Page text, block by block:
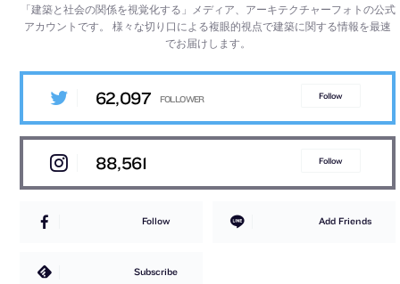
「建築と社会の関係を視覚化する」メディア、アーキテクチャーフォトの公式
アカウントです。様々な切り口による複眼的視点で建築に関する情報を最速
でお届けします。
62,097 Follow
88,561 Follow
Follow Add Friends
Subscribe